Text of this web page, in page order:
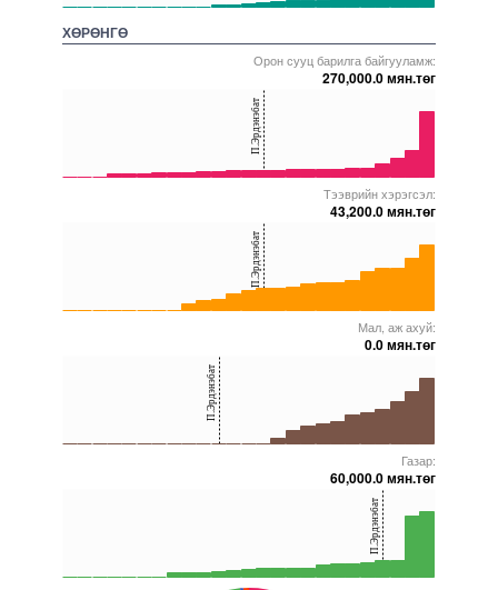
5000000000000005272010
ХӨРӨНГӨ
Орон сууц барилга байгууламж:
270,000.0 мян.төг
50000000000000052718175000000000000005271756
П.Эрдэнэбат
Тээврийн хэрэгсэл:
43,200.0 мян.төг
50000000000000052718145000000000000005271918
П.Эрдэнэбат
Мал, аж ахуй:
0.0 мян.төг
5000000000000005271796
П.Эрдэнэбат
Газар:
60,000.0 мян.төг
П.Эрдэнэбат